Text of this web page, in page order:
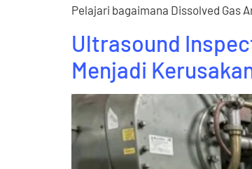
Pelajari bagaimana Dissolved Gas
Ultrasound
Menjadi